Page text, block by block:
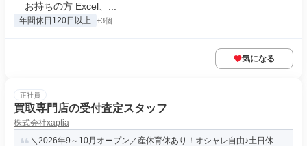
お持ちの方 Excel、...
年間休日120日以上 +3個
気になる
正社員
買取専門店の受付査定スタッフ
株式会社xaptia
＼2026年9～10月オープン／産休育休あり！オシャレ自由♪土日休